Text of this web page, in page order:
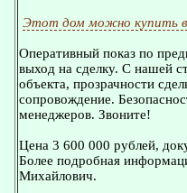
Этот дом можно купить
Оперативный показ по
выход на сделку. С нашей
объекта, прозрачности
сопровождение.
менеджеров. Звоните!
Цена 3 600 000 рублей,
Более подробная
Михайлович.